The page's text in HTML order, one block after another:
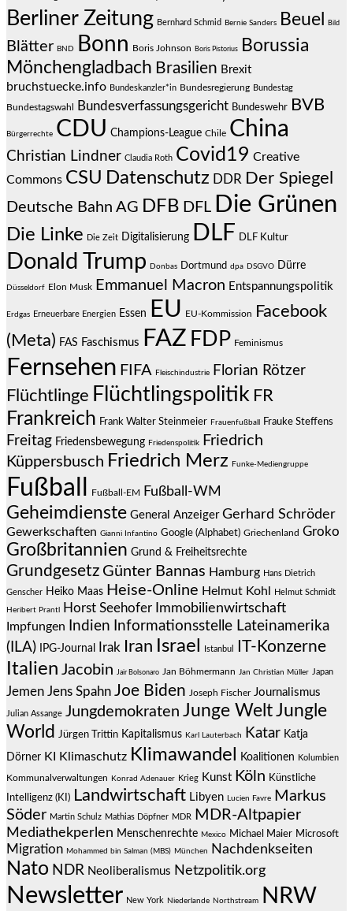
Berliner Zeitung Bernhard Schmid Bernie Sanders Beuel Bild
Blätter BND Bonn Boris Johnson Boris Pistorius
Borussia
Mönchengladbach Brasilien Brexit
bruchstuecke.info Bundeskanzler*in Bundesregierung Bundestag
Bundestagswahl Bundesverfassungsgericht Bundeswehr BVB
Bürgerrechte CDU Champions-League Chile China
Christian Lindner Claudia Roth Covid19 Creative
Commons CSU Datenschutz DDR Der Spiegel
Deutsche Bahn AG DFB DFL Die Grünen
Die Linke Die Zeit Digitalisierung DLF DLF Kultur
Donald Trump Donbas Dortmund dpa DSGVO Dürre
Düsseldorf Elon Musk Emmanuel Macron Entspannungspolitik
Erdgas Erneuerbare Energien Essen EU EU-Kommission
Facebook
(Meta) FAS Faschismus FAZ FDP Feminismus
Fernsehen FIFA Fleischindustrie Florian Rötzer
Flüchtlinge Flüchtlingspolitik FR
Frankreich Frank Walter Steinmeier Frauenfußball Frauke Steffens
Freitag Friedensbewegung Friedenspolitik
Friedrich
Küppersbusch Friedrich Merz Funke-Mediengruppe
Fußball Fußball-EM Fußball-WM
Geheimdienste General Anzeiger Gerhard Schröder
Gewerkschaften Gianni Infantino Google (Alphabet) Griechenland Groko
Großbritannien Grund & Freiheitsrechte
Grundgesetz Günter Bannas Hamburg Hans Dietrich
Genscher Heiko Maas Heise-Online Helmut Kohl Helmut Schmidt
Heribert Prantl Horst Seehofer Immobilienwirtschaft
Impfungen Indien Informationsstelle Lateinamerika
(ILA)
IPG-Journal Irak Iran Israel Istanbul IT-Konzerne
Italien Jacobin Jair Bolsonaro Jan Böhmermann Jan Christian Müller Japan
Jemen Jens Spahn Joe Biden Joseph Fischer Journalismus
Julian Assange Jungdemokraten Junge WeltJungle
World Jürgen Trittin Kapitalismus Karl Lauterbach Katar Katja
Dörner KI Klimaschutz Klimawandel Koalitionen Kolumbien
Kommunalverwaltungen Konrad Adenauer Krieg Kunst Köln Künstliche
Intelligenz (KI) Landwirtschaft Libyen Lucien Favre
Markus
Söder Martin Schulz Mathias Döpfner MDR MDR-Altpapier
Mediathekperlen Menschenrechte Mexico Michael Maier Microsoft
Migration Mohammed bin Salman (MBS) München Nachdenkseiten
Nato NDR Neoliberalismus Netzpolitik.org
Newsletter New York Niederlande Northstream NRW